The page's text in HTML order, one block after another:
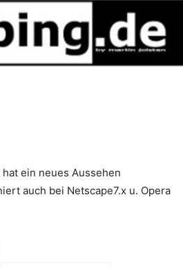
ein neues Aussehen
auch bei Netscape7.x u. Opera